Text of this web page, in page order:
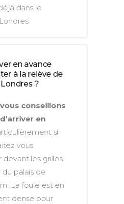
dans le
en avance
à la relève de
Londres ?
conseillons
en
si
vous
devant les grilles
du palais de
La foule est en
dense pour